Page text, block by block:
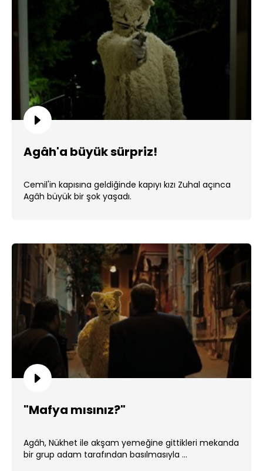
Agâh'a büyük sürpriz!
Cemil'in kapısına geldiğinde kapıyı kızı Zuhal açınca
Agâh büyük bir şok yaşadı.
"Mafya mısınız?"
Agâh, Nükhet ile akşam yemeğine gittikleri mekanda
bir grup adam tarafından basılmasıyla ...